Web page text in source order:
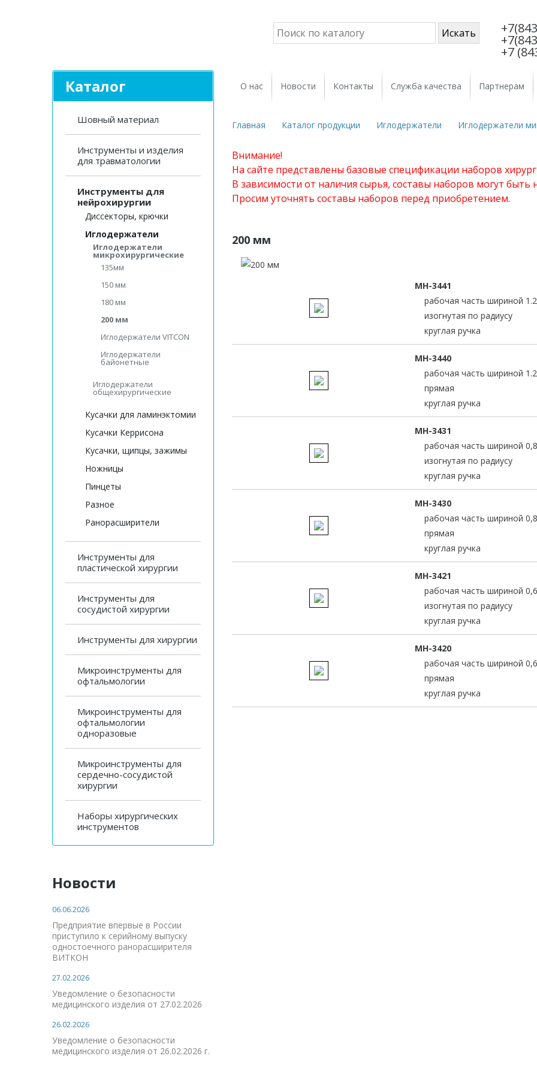
+7
Каталог
Шовный материал
Инструменты и изделия
для травматологии
Инструменты для
нейрохирургии
Диссекторы, крючки
Иглодержатели
Иглодержатели
микрохирургические
135мм
150 мм
180 мм
200 мм
Иглодержатели VITCON
Иглодержатели
байонетные
Иглодержатели
общехирургические
Кусачки для ламинэктомии
Кусачки Керрисона
Кусачки, щипцы, зажимы
Ножницы
Пинцеты
Разное
Ранорасширители
Инструменты для
пластической хирургии
Инструменты для
сосудистой хирургии
Инструменты для хирургии
Микроинструменты для
офтальмологии
Микроинструменты для
офтальмологии
одноразовые
Микроинструменты для
сердечно-сосудистой
хирургии
Наборы хирургических
инструментов
Новости
06.06.2026
Предприятие впервые в России
приступило к серийному выпуску
одностоечного ранорасширителя
ВИТКОН
27.02.2026
Уведомление о безопасности
медицинского изделия от 27.02.2026
26.02.2026
Уведомление о безопасности
медицинского изделия от 26.02.2026 г.
О нас Новости Контакты Служба качества Партнерам
Главная Каталог продукции Иглодержатели Иглодержатели
Внимание!
На сайте представлены базовые спецификации наборов
В зависимости от наличия сырья, составы наборов могут быть
Просим уточнять составы наборов перед приобретением.
200 мм
MH-3441
рабочая часть шириной
изогнутая по радиусу
круглая ручка
MH-3440
рабочая часть шириной
прямая
круглая ручка
MH-3431
рабочая часть шириной
изогнутая по радиусу
круглая ручка
MH-3430
рабочая часть шириной
прямая
круглая ручка
MH-3421
рабочая часть шириной
изогнутая по радиусу
круглая ручка
MH-3420
рабочая часть шириной
прямая
круглая ручка